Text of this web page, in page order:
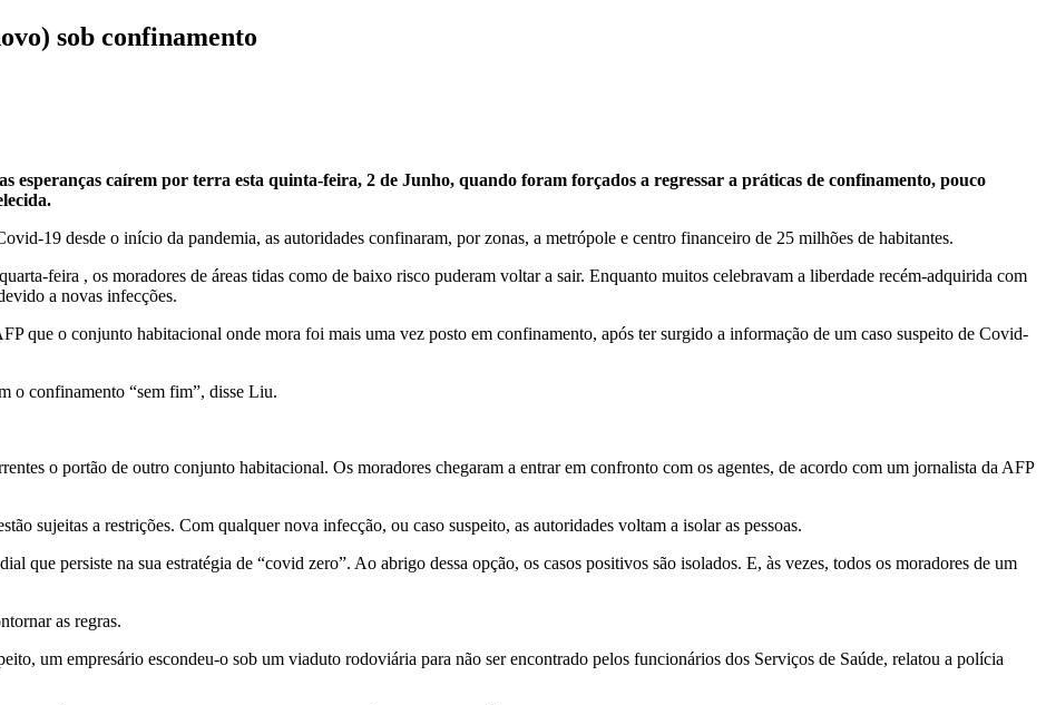
sob confinamento
esperanças caírem por terra esta quinta-feira, 2 de Junho, quando foram forçados a regressar a práticas de confinamento, pouco
19 desde o início da pandemia, as autoridades confinaram, por zonas, a metrópole e centro financeiro de 25 milhões de habitantes.
feira , os moradores de áreas tidas como de baixo risco puderam voltar a sair. Enquanto muitos celebravam a liberdade recém-adquirida com
a novas infecções.
que o conjunto habitacional onde mora foi mais uma vez posto em confinamento, após ter surgido a informação de um caso suspeito de Covid-
o confinamento “sem fim”, disse Liu.
o portão de outro conjunto habitacional. Os moradores chegaram a entrar em confronto com os agentes, de acordo com um jornalista da AFP
sujeitas a restrições. Com qualquer nova infecção, ou caso suspeito, as autoridades voltam a isolar as pessoas.
que persiste na sua estratégia de “covid zero”. Ao abrigo dessa opção, os casos positivos são isolados. E, às vezes, todos os moradores de um
as regras.
um empresário escondeu-o sob um viaduto rodoviária para não ser encontrado pelos funcionários dos Serviços de Saúde, relatou a polícia